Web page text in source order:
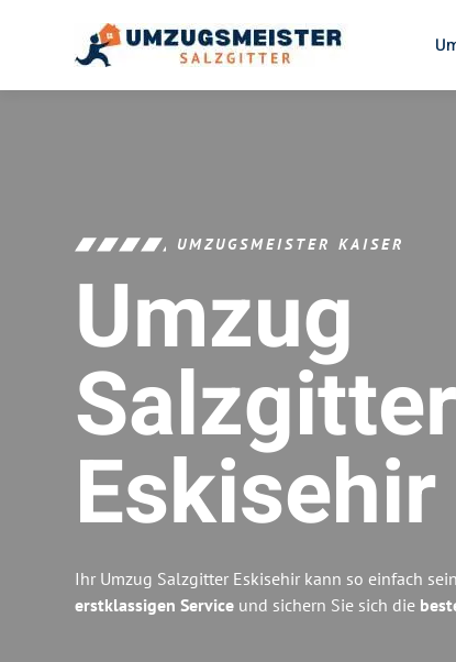
UMZUGSMEISTER KAISER
Umzug
Salzgitter
Eskisehir
Ihr Umzug Salzgitter Eskisehir kann so einfach
erstklassigen Service und sichern Sie sich die